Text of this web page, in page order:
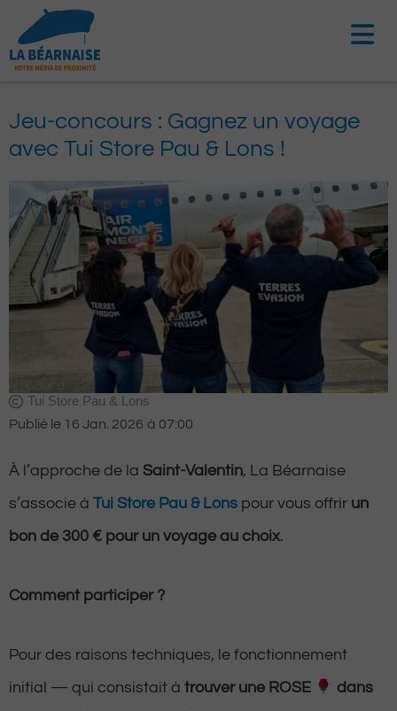
contenu
Jeu-concours : Gagnez un voyage
avec Tui Store Pau & Lons !
Tui Store Pau & Lons
Publié le 16 Jan. 2026 à 07:00
À l’approche de la Saint-Valentin, La Béarnaise
s’associe à Tui Store Pau & Lons pour vous offrir un
bon de 300 € pour un voyage au choix.
Comment participer ?
Pour des raisons techniques, le fonctionnement
initial — qui consistait à trouver une ROSE
dans